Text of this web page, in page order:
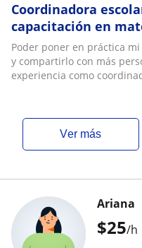
Coordinadora
capacitación en
policial
Poder poner en práctica
y compartirlo con más
experiencia como
ver más
$25/h
Ariana